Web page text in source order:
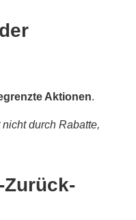
Aktionen.
durch Rabatte,
Zurück-